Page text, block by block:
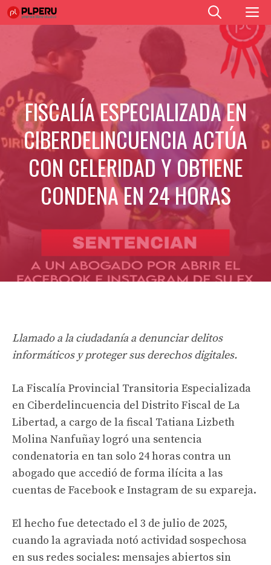
Saltar
al
contenido
FISCALÍA ESPECIALIZADA EN
CIBERDELINCUENCIA ACTÚA
CON CELERIDAD Y OBTIENE
CONDENA EN 24 HORAS
Llamado a la ciudadanía a denunciar delitos
informáticos y proteger sus derechos digitales.
La Fiscalía Provincial Transitoria Especializada
en Ciberdelincuencia del Distrito Fiscal de La
Libertad, a cargo de la fiscal Tatiana Lizbeth
Molina Nanfuñay logró una sentencia
condenatoria en tan solo 24 horas contra un
abogado que accedió de forma ilícita a las
cuentas de Facebook e Instagram de su expareja.
El hecho fue detectado el 3 de julio de 2025,
cuando la agraviada notó actividad sospechosa
en sus redes sociales: mensajes abiertos sin